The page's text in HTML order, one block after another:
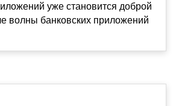
уже становится доброй
волны банковских приложений